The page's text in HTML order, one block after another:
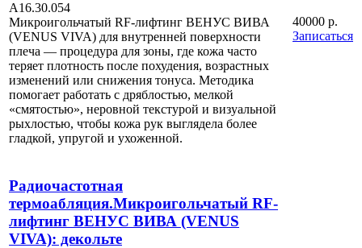
А16.30.054
Микроигольчатый RF-лифтинг ВЕНУС ВИВА
(VENUS VIVA) для внутренней поверхности
плеча — процедура для зоны, где кожа часто
теряет плотность после похудения, возрастных
изменений или снижения тонуса. Методика
помогает работать с дряблостью, мелкой
«смятостью», неровной текстурой и визуальной
рыхлостью, чтобы кожа рук выглядела более
гладкой, упругой и ухоженной.
40000 р.
Записаться
Радиочастотная
термоабляция.Микроигольчатый RF-
лифтинг ВЕНУС ВИВА (VENUS
VIVA): декольте